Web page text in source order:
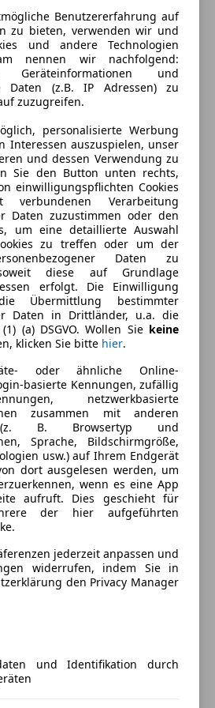
Diesel
5,80
l/100 km (komb.)
151 g/km (komb.)
hinten
vorne
Grau
Metallic
Benutzererfahrung auf
zu bieten, verwenden wir und
und andere Technologien
nennen wir nachfolgend:
Geräteinformationen und
Daten (z.B. IP Adressen) zu
zuzugreifen.
personalisierte Werbung
Interessen auszuspielen, unser
und dessen Verwendung zu
Sie den Button unten rechts,
einwilligungspflichten Cookies
Verarbeitung
Daten zuzustimmen oder den
um eine detaillierte Auswahl
zu treffen oder um der
Daten zu
diese auf Grundlage
erfolgt. Die Einwilligung
Übermittlung bestimmter
Daten in Drittländer, u.a. die
(a) DSGVO. Wollen Sie keine
klicken Sie bitte hier.
oder ähnliche Online-
basierte Kennungen, zufällig
netzwerkbasierte
zusammen mit anderen
(z. B. Browsertyp und
Sprache, Bildschirmgröße,
usw.) auf Ihrem Endgerät
dort ausgelesen werden, um
wenn es eine App
aufruft. Dies geschieht für
der hier aufgeführten
jederzeit anpassen und
widerrufen, indem Sie in
den Privacy Manager
und Identifikation durch